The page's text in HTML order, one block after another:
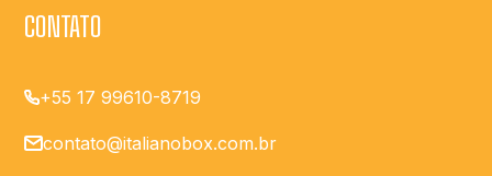
CONTATO
+55 17 99610-8719
contato@italianobox.com.br